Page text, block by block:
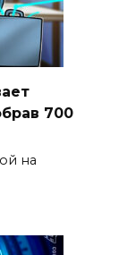
700
на